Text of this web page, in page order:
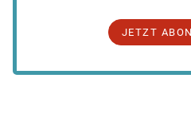
JETZT